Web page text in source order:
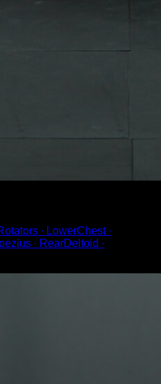
∙ LowerChest ∙
∙ RearDeltoid ∙